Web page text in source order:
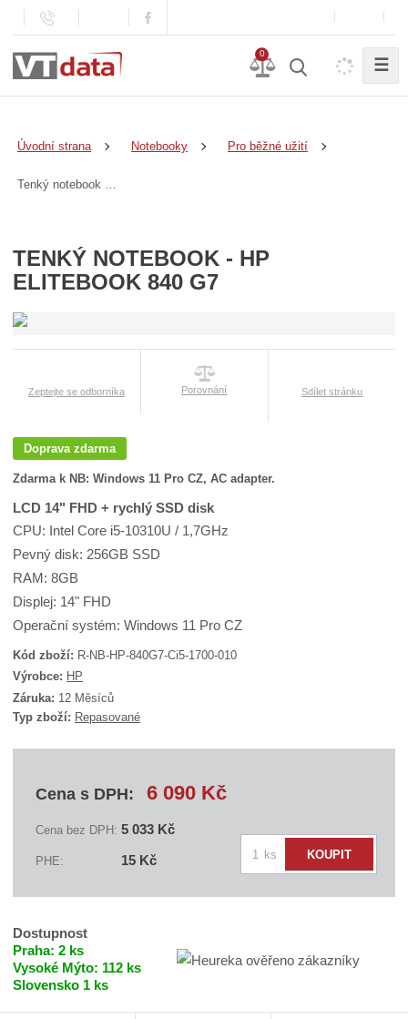
0
☰
Úvodní strana Notebooky Pro běžné užití
TENKÝ NOTEBOOK - HP
ELITEBOOK 840 G7
Zeptejte se odborníka Porovnání Sdílet stránku
Doprava zdarma
Zdarma k NB: Windows 11 Pro CZ, AC adapter.
LCD 14" FHD + rychlý SSD disk
CPU: Intel Core i5-10310U / 1,7GHz
Pevný disk: 256GB SSD
RAM: 8GB
Displej: 14" FHD
Operační systém: Windows 11 Pro CZ
Kód zboží: R-NB-HP-840G7-Ci5-1700-010
K
ó
d
d
d
E
P
8
4
0
7
Výrobce: HP
Záruka: 12 Měsíců
Typ zboží: Repasované
Cena s DPH: 6 090 Kč
Cena bez DPH: 5 033 Kč
PHE: 15 Kč
p
ks KOUPIT
Dostupnost
Praha: 2 ks
Vysoké Mýto: 112 ks
Slovensko 1 ks